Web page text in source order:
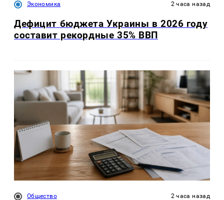
Экономика 2 часа назад
Дефицит бюджета Украины в 2026 году
составит рекордные 35% ВВП
Общество 2 часа назад